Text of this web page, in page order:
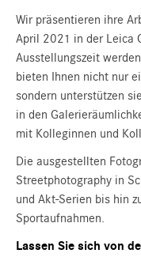
Wir präsentieren ihre
April 2021 in der Leica
Ausstellungszeit
bieten Ihnen nicht nur
sondern unterstützen
in den
mit Kolleginnen und
Die ausgestellten
Streetphotography in
und Akt-Serien bis hin
Sportaufnahmen.
Lassen Sie sich von